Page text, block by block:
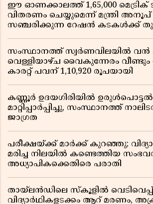
ഈ ഓണക്കാലത്ത് 1,65,000
വിതരണം ചെയ്യുമെന്ന് മന്ത്രി
സഞ്ചരിക്കുന്ന റേഷൻ കടകൾക്ക്
സംസ്ഥാനത്ത് സ്വർണവിലയിൽ വൻ
വെള്ളിയാഴ്ച വൈകുന്നേരം വീണ്ടും
കാരറ്റ് പവന് 1,10,920 രൂപയായി
കണ്ണൂർ ഉദയഗിരിയിൽ
മാറ്റിപ്പാർപ്പിച്ചു, സംസ്ഥാനത്ത്
ജാഗ്രത
പരീക്ഷയ്ക്ക് മാർക്ക് കുറഞ്ഞു;
മരിച്ച നിലയിൽ കണ്ടെത്തിയ
അധ്യാപികക്കെതിരെ പരാതി
തായ്‌ലൻഡിലെ സ്‌കൂളിൽ
വിദ്യാർഥികളടക്കം ആറ് മരണം,